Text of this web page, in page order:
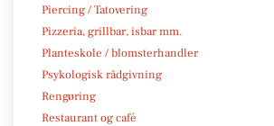
Piercing / Tatovering
Pizzeria, grillbar, isbar mm.
Planteskole / blomsterhandler
Psykologisk rådgivning
Rengøring
Restaurant og café